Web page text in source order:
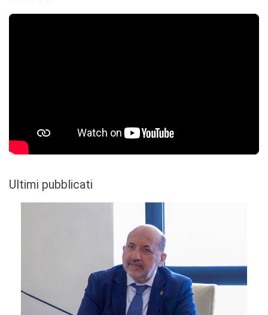
Ultimi pubblicati